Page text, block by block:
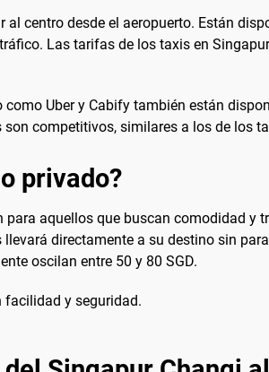
centro desde el aeropuerto. Están
Las tarifas de los taxis en
Uber y Cabify también están
competitivos, similares a los de los
privado?
aquellos que buscan comodidad y
directamente a su destino sin
oscilan entre 50 y 80 SGD.
facilidad y seguridad.